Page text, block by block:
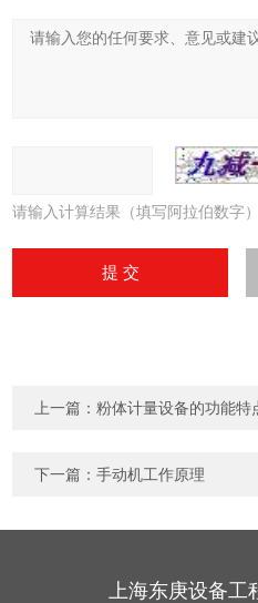
请输入计算结果（填写阿拉伯数字
上一篇：粉体计量设备的功能特
下一篇：手动机工作原理
上海东庚设备工